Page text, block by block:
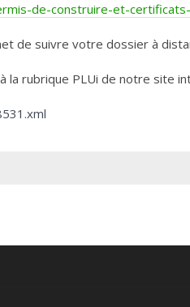
de-construire-et-
de suivre votre dossier à
la rubrique PLUi de notre site